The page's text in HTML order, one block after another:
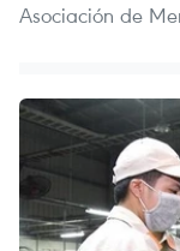
Asociación de